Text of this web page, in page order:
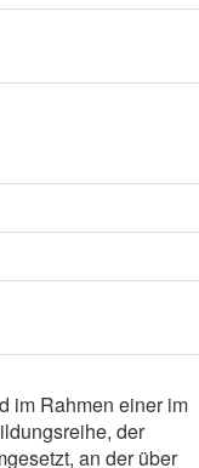
im Rahmen einer im
der
an der über